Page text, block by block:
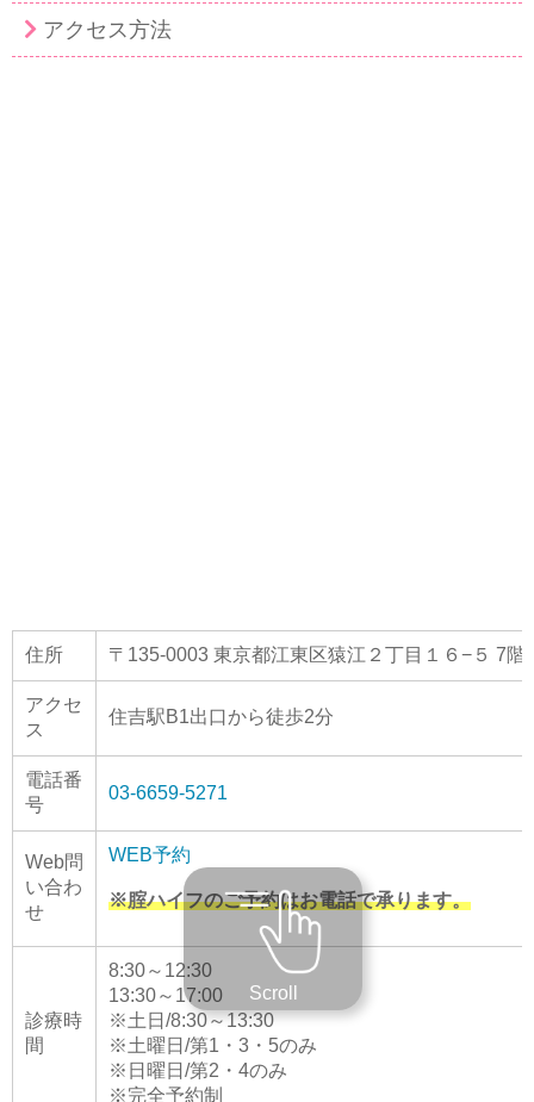
アクセス方法
住所 〒135-0003 東京都江東区猿江２丁目１６−５ 7階
アクセ
ス
住吉駅B1出口から徒歩2分
電話番
号
03-6659-5271
Web問
い合わ
せ
WEB予約
※腟ハイフのご予約はお電話で承ります。
診療時
間
8:30～12:30
13:30～17:00
※土日/8:30～13:30
※土曜日/第1・3・5のみ
※日曜日/第2・4のみ
※完全予約制
Scroll